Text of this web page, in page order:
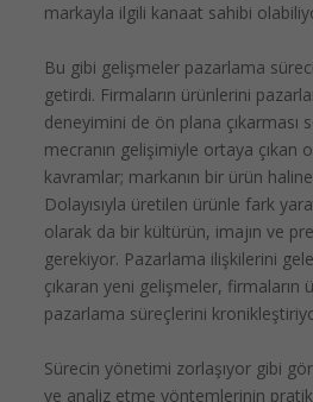
markayla ilgili kanaat sahibi
Bu gibi gelişmeler pazarlama
getirdi. Firmaların ürünlerini
deneyimini de ön plana çıkarması
mecranın gelişimiyle ortaya çıkan
kavramlar; markanın bir ürün
Dolayısıyla üretilen ürünle fark
olarak da bir kültürün, imajın ve
gerekiyor. Pazarlama ilişkilerini
çıkaran yeni gelişmeler, firmaların
pazarlama süreçlerini
Sürecin yönetimi zorlaşıyor gibi
ve analiz etme yöntemlerinin